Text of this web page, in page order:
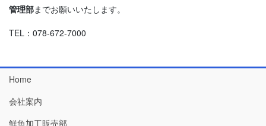
ー
ジ
り
ジ
ジ
管理部までお願いいたします。
TEL：078-672-7000
Home
会社案内
鮮魚加工販売部